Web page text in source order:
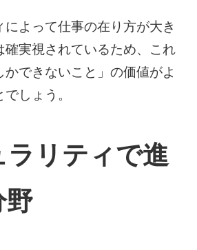
によって仕事の在り方が大き
確実視されているため、これ
かできないこと」の価値がよ
しょう。
ラリティで進
野